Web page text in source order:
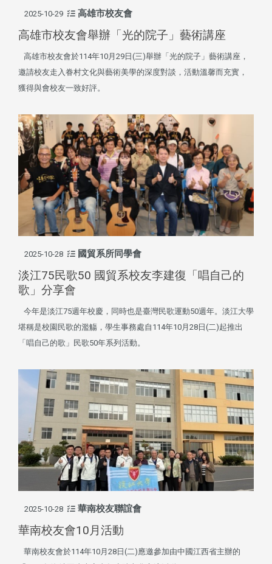
2025-10-29 高雄市校友會
高雄市校友會舉辦「光的院子」藝術講座
高雄市校友會於114年10月29日(三)舉辦「光的院子」藝術講座，
邀請校友走入眷村文化與藝術美學的深度對談，活動溫馨而充實，
獲得與會校友一致好評。
2025-10-28 國貿系所同學會
淡江75民歌50 國貿系校友李建復「唱自己的
歌」分享會
今年是淡江75週年校慶，同時也是臺灣民歌運動50週年。淡江大學
堪稱是校園民歌的濫觴，學生事務處自114年10月28日(二)起推出
「唱自己的歌」民歌50年系列活動。
2025-10-28 華南校友聯誼會
華南校友會10月活動
華南校友會於114年10月28日(二)應邀參加由中國江西省主辦的